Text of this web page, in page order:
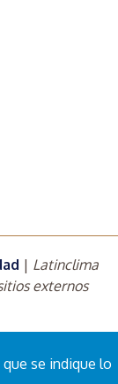
| Latinclima
externos
se indique lo